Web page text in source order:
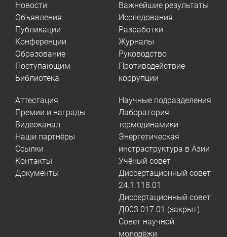
Новости
Объявления
Публикации
Конференции
Образование
Поступающим
Библиотека
Важнейшие результаты
Исследования
Разработки
Журналы
Руководство
Противодействие
коррупции
Аттестация
Премии и награды
Видеоканал
Наши партнёры
Ссылки
Контакты
Документы
Научные подразделения
Лаборатория
термодинамики
Энергетическая
инстраструктура в Азии
Учёный совет
Диссертационный совет
24.1.118.01
Диссертационный совет
Д003.017.01 (закрыт)
Совет научной
молодёжи